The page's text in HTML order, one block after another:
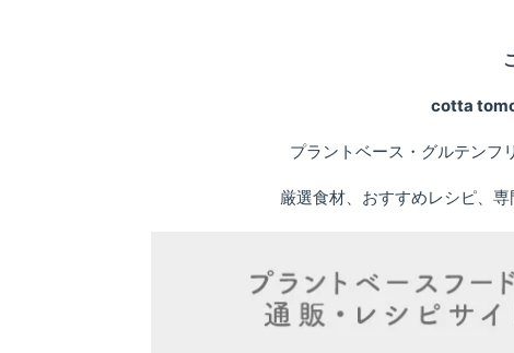
cotta
プラントベース・グルテンフ
厳選食材、おすすめレシピ、